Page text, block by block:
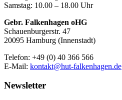
Samstag: 10.00 – 18.00 Uhr
Gebr. Falkenhagen oHG
Schauenburgerstr. 47
20095 Hamburg (Innenstadt)
Telefon: +49 (0) 40 366 566
E-Mail: kontakt@hut-falkenhagen.de
Newsletter